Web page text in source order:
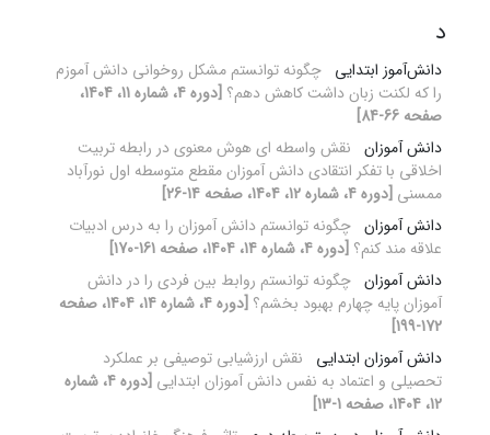
د
دانش‌آموز ابتدایی چگونه توانستم مشکل روخوانی دانش آموزم
را که لکنت زبان داشت کاهش دهم؟
[دوره 4، شماره 11، 1404،
صفحه 66-84]
دانش آموزان نقش واسطه ای هوش معنوی در رابطه تربیت
اخلاقی با تفکر انتقادی دانش آموزان مقطع متوسطه اول نورآباد
ممسنی [دوره 4، شماره 12، 1404، صفحه 14-26]
دانش آموزان چگونه توانستم دانش آموزان را به درس ادبیات
علاقه مند کنم؟ [دوره 4، شماره 14، 1404، صفحه 161-170]
دانش آموزان چگونه توانستم روابط بین فردی را در دانش
آموزان پایه چهارم بهبود بخشم؟
[دوره 4، شماره 14، 1404، صفحه
172-199]
دانش آموزان ابتدایی
نقش ارزشیابی توصیفی بر عملکرد
تحصیلی و اعتماد به نفس دانش آموزان ابتدایی
[دوره 4، شماره
12، 1404، صفحه 1-13]